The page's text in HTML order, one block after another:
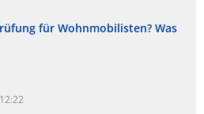
für Wohnmobilisten? Was